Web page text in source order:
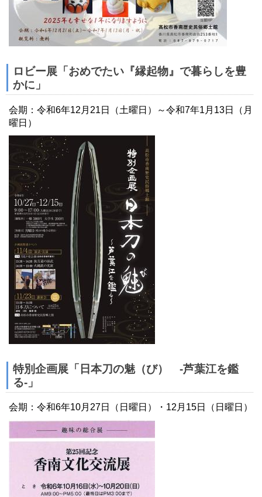
ロビー展「おめでたい『縁起物』で暮らしを豊
かに」
会期：令和6年12月21日（土曜日）～令和7年1月13日（月
曜日）
特別企画展「日本刀の魅（び） -芦葉江を鑑
る-」
会期：令和6年10月27日（日曜日）・12月15日（日曜日）